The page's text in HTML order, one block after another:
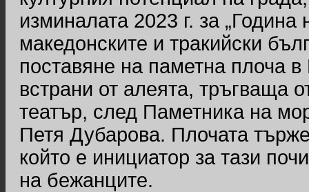
изминалата 2023 г. за
македонските и тракийски
поставяне на паметна плоча
встрани от алеята, тръгваща
театър, след Паметника на
Петя Дубарова. Плочата
който е инициатор за тази
на бежанците.